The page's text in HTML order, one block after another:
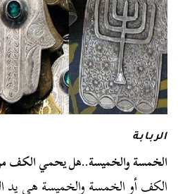
الربابة
الخمسة والخميسة..هل يحمي الكف
الكف أو الخمسة والخميسة هي يد